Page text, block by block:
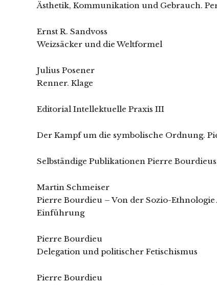
Ästhetik, Kommunikation und Gebrauch.
Ernst R. Sandvoss
Weizsäcker und die Weltformel
Julius Posener
Renner. Klage
Editorial Intellektuelle Praxis III
Der Kampf um die symbolische Ordnung.
Selbständige Publikationen Pierre
Martin Schmeiser
Pierre Bourdieu – Von der Sozio-
Einführung
Pierre Bourdieu
Delegation und politischer Fetischismus
Pierre Bourdieu